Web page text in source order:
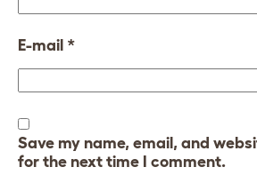
E-mail *
Save my name, email, and
for the next time I comment.